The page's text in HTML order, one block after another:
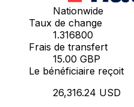
Nationwide
Taux de change
1.316800
Frais de transfert
15.00 GBP
Le bénéficiaire reçoit
26,316.24 USD